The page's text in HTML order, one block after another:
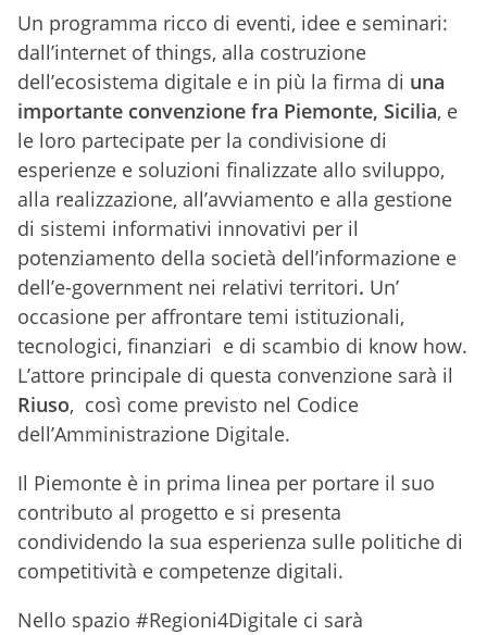
Un programma ricco di eventi, idee e seminari:
dall’internet of things, alla costruzione
dell’ecosistema digitale e in più la firma di una
importante convenzione fra Piemonte, Sicilia, e
le loro partecipate per la condivisione di
esperienze e soluzioni finalizzate allo sviluppo,
alla realizzazione, all’avviamento e alla gestione
di sistemi informativi innovativi per il
potenziamento della società dell’informazione e
dell’e-government nei relativi territori. Un’
occasione per affrontare temi istituzionali,
tecnologici, finanziari e di scambio di know how.
L’attore principale di questa convenzione sarà il
Riuso, così come previsto nel Codice
dell’Amministrazione Digitale.
Il Piemonte è in prima linea per portare il suo
contributo al progetto e si presenta
condividendo la sua esperienza sulle politiche di
competitività e competenze digitali.
Nello spazio #Regioni4Digitale ci sarà